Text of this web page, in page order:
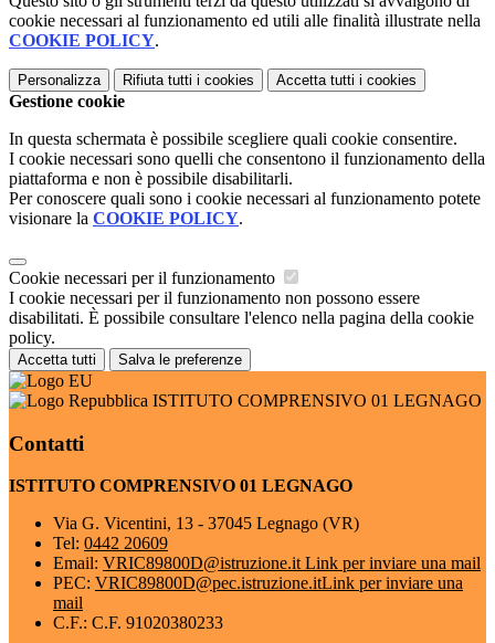
cookie necessari al funzionamento ed utili alle finalità illustrate nella
COOKIE POLICY.
Personalizza Rifiuta tutti i cookies Accetta tutti i cookies
Gestione cookie
In questa schermata è possibile scegliere quali cookie consentire.
I cookie necessari sono quelli che consentono il funzionamento della
piattaforma e non è possibile disabilitarli.
Per conoscere quali sono i cookie necessari al funzionamento potete
visionare la COOKIE POLICY.
Cookie necessari per il funzionamento
I cookie necessari per il funzionamento non possono essere
disabilitati. È possibile consultare l'elenco nella pagina della cookie
policy.
Accetta tutti Salva le preferenze
ISTITUTO COMPRENSIVO 01 LEGNAGO
Contatti
ISTITUTO COMPRENSIVO 01 LEGNAGO
Via G. Vicentini, 13 - 37045 Legnago (VR)
Tel: 0442 20609
Email: VRIC89800D@istruzione.it Link per inviare una mail
PEC: VRIC89800D@pec.istruzione.itLink per inviare una
mail
C.F.: C.F. 91020380233